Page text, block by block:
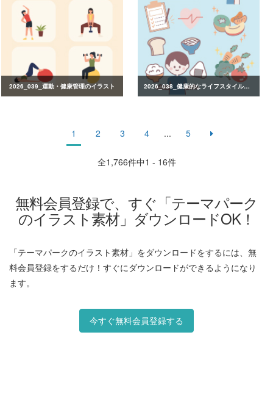
2026_039_運動・健康管理のイラスト 2026_038_健康的なライフスタイルのイラスト
1 2 3 4 ... 5
全1,766件中1 - 16件
無料会員登録で、すぐ「テーマパーク
のイラスト素材」ダウンロードOK！
「テーマパークのイラスト素材」をダウンロードをするには、無
料会員登録をするだけ！すぐにダウンロードができるようになり
ます。
今すぐ無料会員登録する